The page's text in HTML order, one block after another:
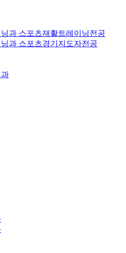
과 스포츠재활트레이닝전공
과 스포츠경기지도자전공